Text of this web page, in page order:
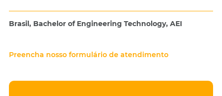
Brasil, Bachelor of Engineering Technology, AEI
Preencha nosso formulário de atendimento